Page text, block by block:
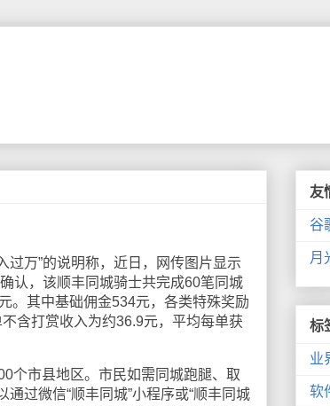
万”的说明称，近日，网传图片显示
认，该顺丰同城骑士共完成60笔同城
。其中基础佣金534元，各类特殊奖励
含打赏收入为约36.9元，平均每单获
市县地区。市民如需同城跑腿、取
过微信“顺丰同城”小程序或“顺丰同城
友
谷
月
标
业
软